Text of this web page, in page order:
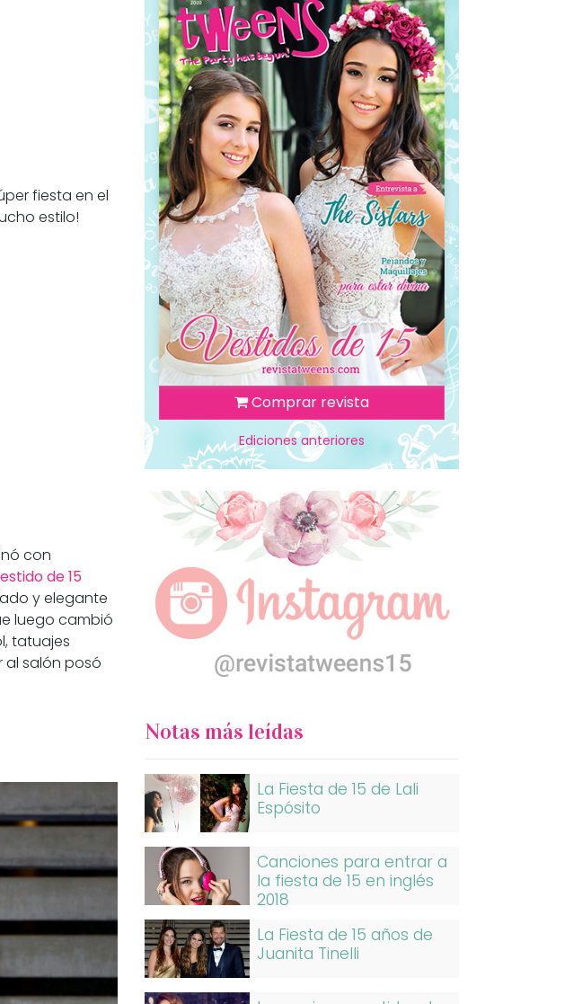
fiesta en el
estilo!
con
de 15
y elegante
luego cambió
tatuajes
al salón posó
Comprar revista
Ediciones anteriores
Notas más leídas
La Fiesta de 15 de Lali
Espósito
Canciones para entrar a
la fiesta de 15 en inglés
2018
La Fiesta de 15 años de
Juanita Tinelli